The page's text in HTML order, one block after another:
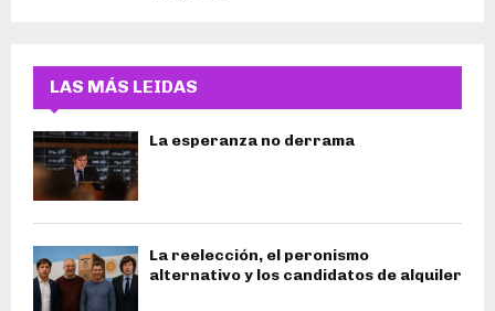
LAS MÁS LEIDAS
La esperanza no derrama
La reelección, el peronismo
alternativo y los candidatos de alquiler